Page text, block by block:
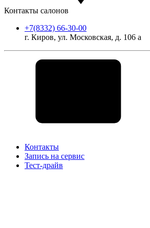
Контакты салонов
+7(8332) 66-30-00
г. Киров, ул. Московская, д. 106 а
Контакты
Запись на сервис
Тест-драйв